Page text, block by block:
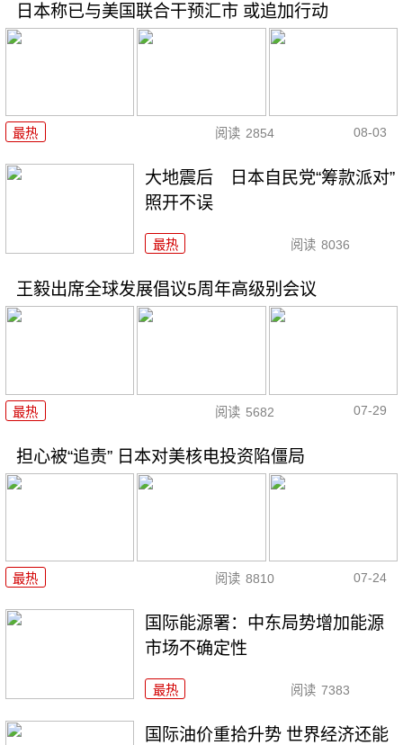
日本称已与美国联合干预汇市 或追加行动
最热 阅读 2854 08-03
大地震后 日本自民党“筹款派对”
照开不误
最热 阅读 8036
王毅出席全球发展倡议5周年高级别会议
最热 阅读 5682 07-29
担心被“追责” 日本对美核电投资陷僵局
最热 阅读 8810 07-24
国际能源署：中东局势增加能源
市场不确定性
最热 阅读 7383
国际油价重拾升势 世界经济还能